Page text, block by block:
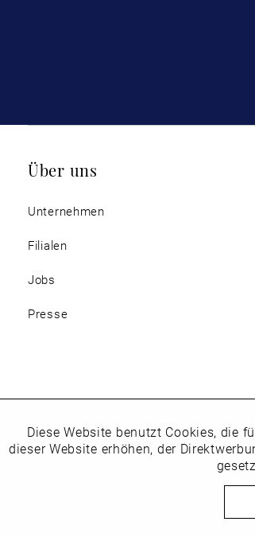
Über uns
Unternehmen
Filialen
Jobs
Presse
Funktionale
Diese Website benutzt Cookies, die
dieser Website erhöhen, der